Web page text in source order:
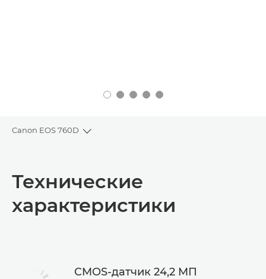
Canon EOS 760D
Toggle breadcrumbs
Технические характеристики
Технические
характеристики
CMOS-датчик 24,2 MП